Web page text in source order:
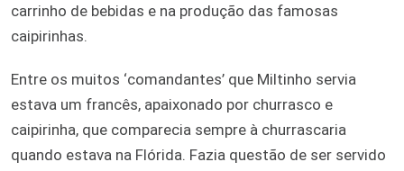
carrinho de bebidas e na produção das famosas
caipirinhas.
Entre os muitos ‘comandantes’ que Miltinho servia
estava um francês, apaixonado por churrasco e
caipirinha, que comparecia sempre à churrascaria
quando estava na Flórida. Fazia questão de ser servido